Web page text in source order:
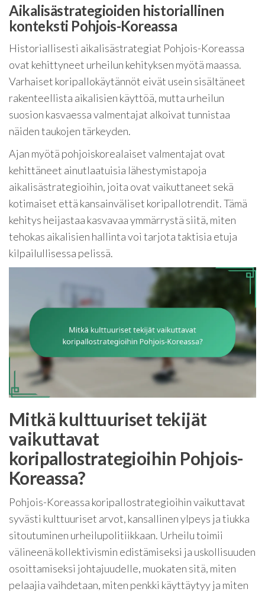
Aikalisästrategioiden historiallinen
konteksti Pohjois-Koreassa
Historiallisesti aikalisästrategiat Pohjois-Koreassa
ovat kehittyneet urheilun kehityksen myötä maassa.
Varhaiset koripallokäytännöt eivät usein sisältäneet
rakenteellista aikalisien käyttöä, mutta urheilun
suosion kasvaessa valmentajat alkoivat tunnistaa
näiden taukojen tärkeyden.
Ajan myötä pohjoiskorealaiset valmentajat ovat
kehittäneet ainutlaatuisia lähestymistapoja
aikalisästrategioihin, joita ovat vaikuttaneet sekä
kotimaiset että kansainväliset koripallotrendit. Tämä
kehitys heijastaa kasvavaa ymmärrystä siitä, miten
tehokas aikalisien hallinta voi tarjota taktisia etuja
kilpailullisessa pelissä.
Mitkä kulttuuriset tekijät
vaikuttavat
koripallostrategioihin Pohjois-
Koreassa?
Pohjois-Koreassa koripallostrategioihin vaikuttavat
syvästi kulttuuriset arvot, kansallinen ylpeys ja tiukka
sitoutuminen urheilupolitiikkaan. Urheilu toimii
välineenä kollektivismin edistämiseksi ja uskollisuuden
osoittamiseksi johtajuudelle, muokaten sitä, miten
pelaajia vaihdetaan, miten penkki käyttäytyy ja miten